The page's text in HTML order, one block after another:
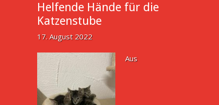
Helfende Hände für die
Katzenstube
17. August 2022
Aus